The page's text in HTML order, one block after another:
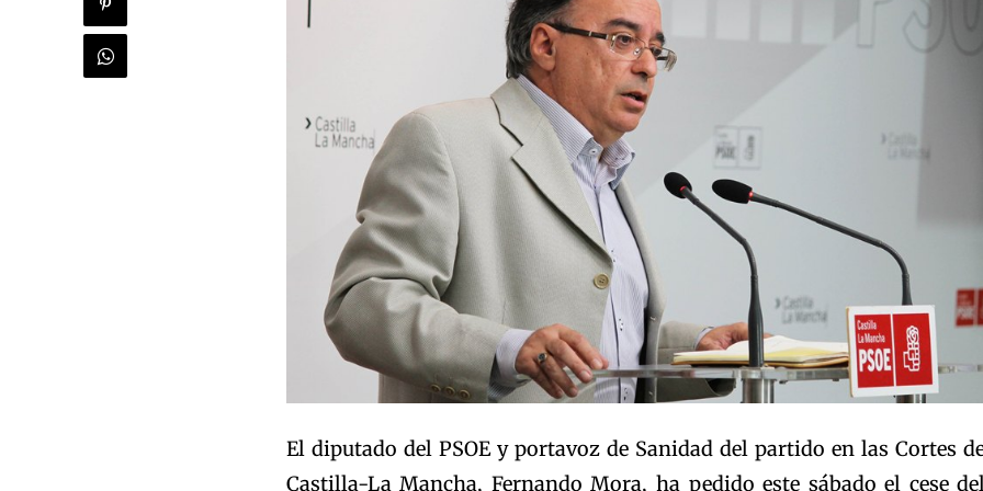
El diputado del PSOE y portavoz de Sanidad del partido en las Cortes
Castilla-La Mancha, Fernando Mora, ha pedido este sábado el cese